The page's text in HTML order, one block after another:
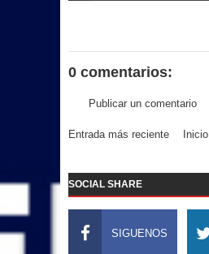
0 comentarios:
Publicar un comentario
Entrada más reciente Inicio
SOCIAL SHARE
SIGUENOS